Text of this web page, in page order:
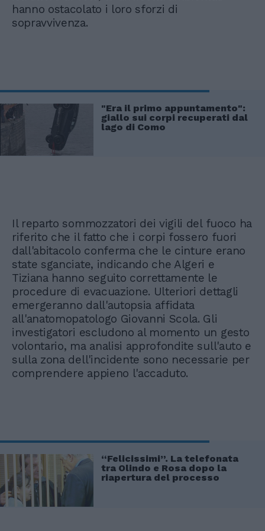
hanno ostacolato i loro sforzi di
sopravvivenza.
"Era il primo appuntamento":
giallo sui corpi recuperati dal
lago di Como
Il reparto sommozzatori dei vigili del fuoco ha
riferito che il fatto che i corpi fossero fuori
dall'abitacolo conferma che le cinture erano
state sganciate, indicando che Algeri e
Tiziana hanno seguito correttamente le
procedure di evacuazione. Ulteriori dettagli
emergeranno dall'autopsia affidata
all'anatomopatologo Giovanni Scola. Gli
investigatori escludono al momento un gesto
volontario, ma analisi approfondite sull'auto e
sulla zona dell'incidente sono necessarie per
comprendere appieno l'accaduto.
“Felicissimi”. La telefonata
tra Olindo e Rosa dopo la
riapertura del processo